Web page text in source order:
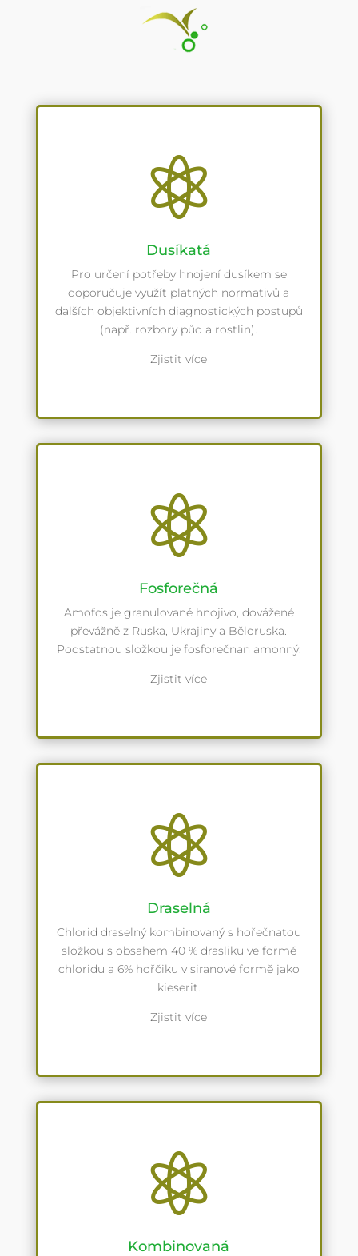

Dusíkatá
Pro určení potřeby hnojení dusíkem se
doporučuje využít platných normativů a
dalších objektivních diagnostických postupů
(např. rozbory půd a rostlin).
Zjistit více

Fosforečná
Amofos je granulované hnojivo, dovážené
převážně z Ruska, Ukrajiny a Běloruska.
Podstatnou složkou je fosforečnan amonný.
Zjistit více

Draselná
Chlorid draselný kombinovaný s hořečnatou
složkou s obsahem 40 % drasliku ve formě
chloridu a 6% hořčiku v siranové formě jako
kieserit.
Zjistit více

Kombinovaná